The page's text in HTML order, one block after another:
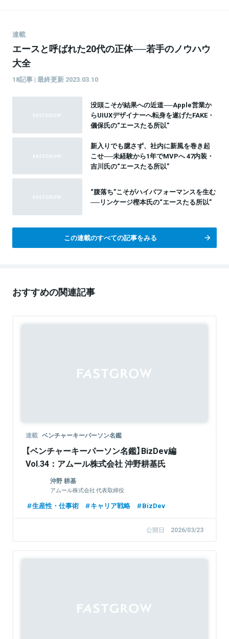
連載
エースと呼ばれた20代の正体──若手のノウハウ
大全
18記事 | 最終更新 2023.03.10
没頭こそが結果への近道──Apple営業か
らUIUXデザイナーへ転身を遂げたFAKE・
儀保氏の“エースたる所以”
新入りでも臆さず、社内に新風を巻き起
こせ──未経験から1年でMVPへ 47内装・
吉川氏の“エースたる所以”
“腹落ち”こそがハイパフォーマンスを生む
──リンケージ樫本氏の“エースたる所以”
この連載のすべての記事をみる
おすすめの関連記事
連載 ベンチャーキーパーソン名鑑
【ベンチャーキーパーソン名鑑】BizDev編
Vol.34：アムール株式会社 沖野耕基氏
沖野 耕基
アムール株式会社 代表取締役
生産性・仕事術 キャリア戦略 BizDev
公開日 2026/03/23